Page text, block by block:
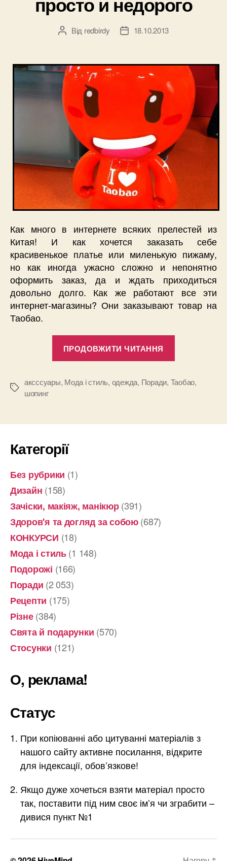
Автор
Від redbirdy
Дата18.10.2013
Как много в интернете всяких прелестей из
Китая! И как хочется заказать себе
красивенькое платье или миленькую пижаму,
но как иногда ужасно сложно и непонятно
оформить заказ, да и ждать приходиться
довольно долго. Как же работают все эти
интернет-магазины? Они заказывают товар на
Таобао.
ПРОДОВЖИТИ ЧИТАННЯ
просто
Позначки
аксссуары, Мода і стиль, одежда, Поради, Таобао,
шопинг
Категорії
Без рубрики (1)
Дизайн (158)
Зачіски, макіяж, манікюр(391)
Здоров'я та догляд за собою(687)
КОНКУРСИ (18)
Мода і стиль(1 148)
Подорожі (166)
Поради (2 053)
Рецепти (175)
Різне(384)
Свята й подарунки (570)
Стосунки (121)
О, реклама!
Статус
При копіюванні або цитуванні матеріалів з
нашого сайту активне посилання, відкрите
для індексації, обов’язкове!
Якщо дуже хочеться взяти матеріал просто
так, поставити під ним своє ім’я чи зграбити –
дивися пункт №1